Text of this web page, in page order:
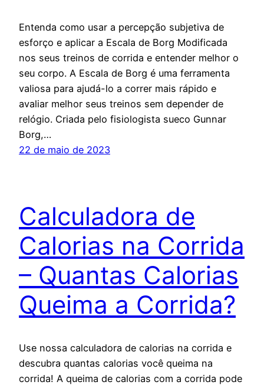
Entenda como usar a percepção subjetiva de
esforço e aplicar a Escala de Borg Modificada
nos seus treinos de corrida e entender melhor o
seu corpo. A Escala de Borg é uma ferramenta
valiosa para ajudá-lo a correr mais rápido e
avaliar melhor seus treinos sem depender de
relógio. Criada pelo fisiologista sueco Gunnar
Borg,…
22 de maio de 2023
Calculadora de
Calorias na Corrida
– Quantas Calorias
Queima a Corrida?
Use nossa calculadora de calorias na corrida e
descubra quantas calorias você queima na
corrida! A queima de calorias com a corrida pode